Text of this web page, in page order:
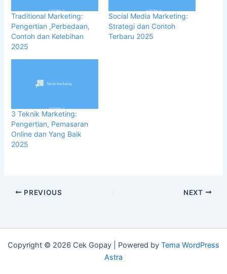
Traditional Marketing:
Pengertian ,Perbedaan,
Contoh dan Kelebihan
2025
Social Media Marketing:
Strategi dan Contoh
Terbaru 2025
3 Teknik Marketing:
Pengertian, Pemasaran
Online dan Yang Baik
2025
PREVIOUS NEXT
Copyright © 2026 Cek Gopay | Powered by Tema WordPress
Astra